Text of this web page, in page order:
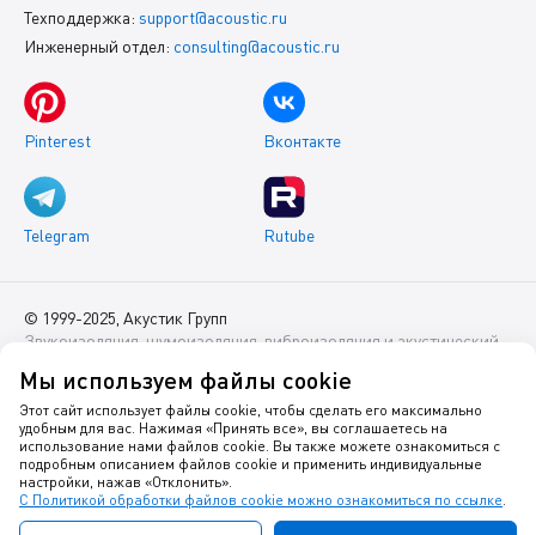
Техподдержка: support@acoustic.ru
Инженерный отдел: consulting@acoustic.ru
Pinterest Вконтакте
Telegram Rutube
© 1999-2025, Акустик Групп
Звукоизоляция, шумоизоляция, виброизоляция и акустический
Данный интернет-сайт носит исключительно информационный
характер и ни при каких условиях не является публичной
офертой.
Политика оператора в отношении обработки персональных
данных
Мы используем файлы cookie
Этот сайт использует файлы cookie, чтобы сделать его максимально
удобным для вас. Нажимая «Принять все», вы соглашаетесь на
использование нами файлов cookie. Вы также можете ознакомиться с
подробным описанием файлов cookie и применить индивидуальные
настройки, нажав «Отклонить».
С Политикой обработки файлов cookie можно ознакомиться по ссылке.